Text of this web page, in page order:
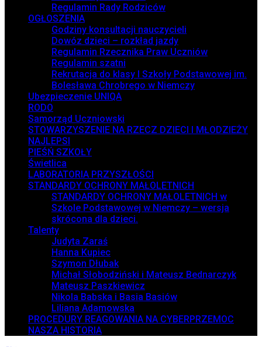
Regulamin Rady Rodziców
OGŁOSZENIA
Godziny konsultacji nauczycieli
Dowóz dzieci – rozkład jazdy
Regulamin Rzecznika Praw Uczniów
Regulamin szatni
Rekrutacja do klasy I Szkoły Podstawowej im.
Bolesława Chrobrego w Niemczy
Ubezpieczenie UNIQA
RODO
Samorząd Uczniowski
STOWARZYSZENIE NA RZECZ DZIECI I MŁODZIEŻY
NAJLEPSI
PIEŚŃ SZKOŁY
Świetlica
LABORATORIA PRZYSZŁOŚCI
STANDARDY OCHRONY MAŁOLETNICH
STANDARDY OCHRONY MAŁOLETNICH w
Szkole Podstawowej w Niemczy – wersja
skrócona dla dzieci.
Talenty
Judyta Zaraś
Hanna Kupiec
Szymon Dłubak
Michał Słobodziński i Mateusz Bednarczyk
Mateusz Paszkiewicz
Nikola Babska i Basia Basiów
Liliana Adamowska
PROCEDURY REAGOWANIA NA CYBERPRZEMOC
NASZA HISTORIA